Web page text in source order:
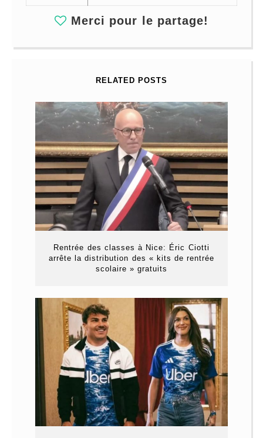
Merci pour le partage!
RELATED POSTS
Rentrée des classes à Nice: Éric Ciotti
arrête la distribution des « kits de rentrée
scolaire » gratuits